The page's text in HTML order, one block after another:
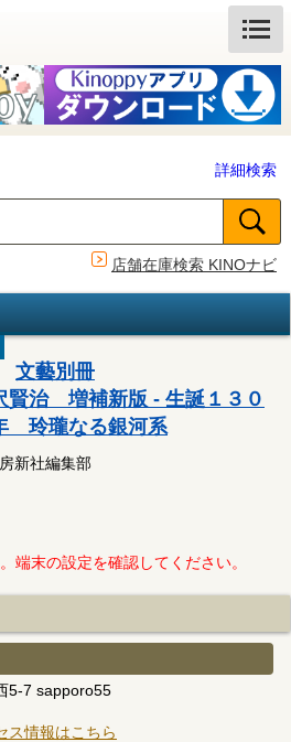
詳細検索
店舗在庫検索 KINOナビ
文藝別冊
賢治 増補新版 - 生誕１３０
玲瓏なる銀河系
新社編集部
端末の設定を確認してください。
5-7 sapporo55
ス情報はこちら